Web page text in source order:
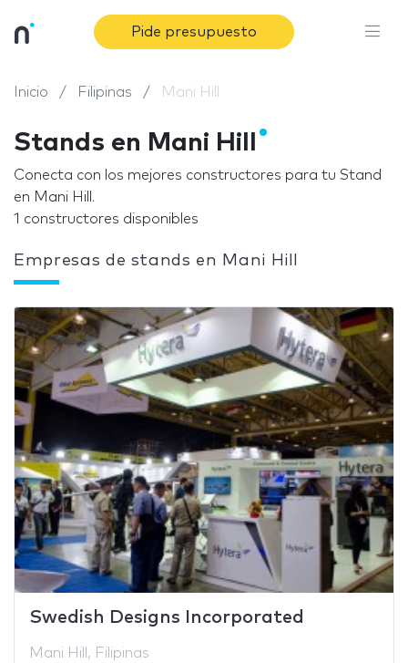
Pide presupuesto
Inicio Filipinas Mani Hill
Stands en Mani Hill
Conecta con los mejores constructores para tu Stand
en Mani Hill.
1 constructores disponibles
Empresas de stands en Mani Hill
Swedish Designs Incorporated
Mani Hill, Filipinas